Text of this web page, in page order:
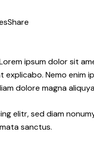
Share
ipsum dolor sit
Nemo
dolore magna
elitr, sed diam
sanctus.